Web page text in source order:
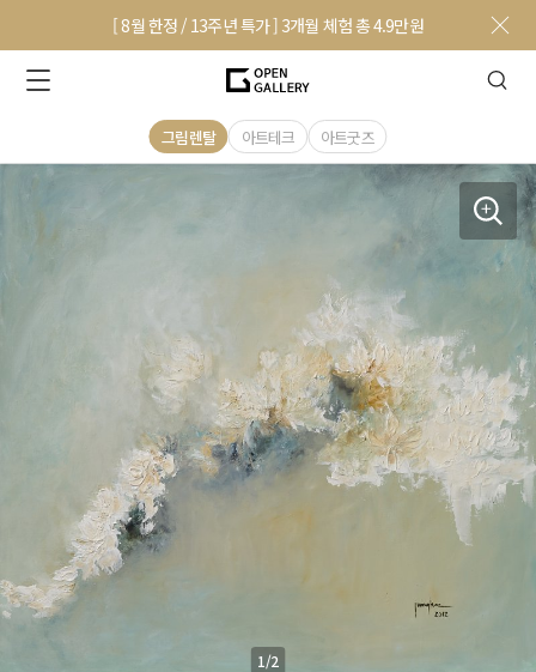
[ 8월 한정 / 13주년 특가 ] 3개월 체험 총 4.9만원
그림렌탈 아트테크 아트굿즈
1/2